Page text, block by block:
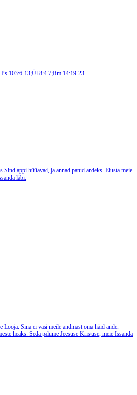
Ps 103:6-13;Ül 8:4-7;Rm 14:19-23
Sind appi hüüavad, ja annad patud andeks. Elusta meie
läbi.
Looja, Sina ei väsi meile andmast oma häid ande,
heaks. Seda palume Jeesuse Kristuse, meie Issanda